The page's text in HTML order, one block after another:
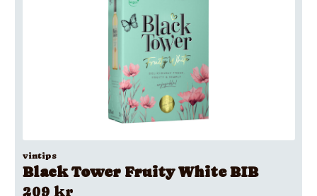
vintips
Black Tower Fruity White BIB
209 kr